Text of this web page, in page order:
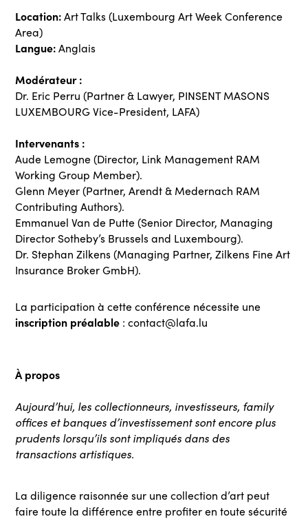
Location:Art Talks (Luxembourg Art Week Conference
Area)
Langue:Anglais
Modérateur :
Dr. Eric Perru (Partner & Lawyer, PINSENT MASONS
LUXEMBOURG Vice-President, LAFA)
Intervenants :
Aude Lemogne (Director, Link Management RAM
Working Group Member).
Glenn Meyer (Partner, Arendt & Medernach RAM
Contributing Authors).
Emmanuel Van de Putte (Senior Director, Managing
Director Sotheby’s Brussels and Luxembourg).
Dr. Stephan Zilkens (Managing Partner, Zilkens Fine Art
Insurance Broker GmbH).
La participation à cette conférence nécessite une
inscription préalable : contact@lafa.lu
À propos
Aujourd’hui, les collectionneurs, investisseurs, family
offices et banques d’investissement sont encore plus
prudents lorsqu’ils sont impliqués dans des
transactions artistiques.
La diligence raisonnée sur une collection d’art peut
faire toute la différence entre profiter en toute sécurité